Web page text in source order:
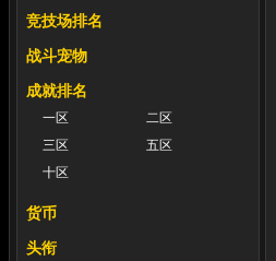
竞技场排名
战斗宠物
成就排名
一区
二区
三区
五区
十区
货币
头衔